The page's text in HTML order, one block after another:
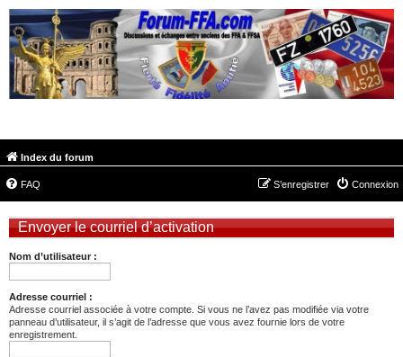
Index du forum
FAQ Connexion
S’enregistrer
Envoyer le courriel d’activation
Nom d’utilisateur :
Adresse courriel :
Adresse courriel associée à votre compte. Si vous ne l’avez pas modifiée via votre
panneau d’utilisateur, il s’agit de l’adresse que vous avez fournie lors de votre
enregistrement.